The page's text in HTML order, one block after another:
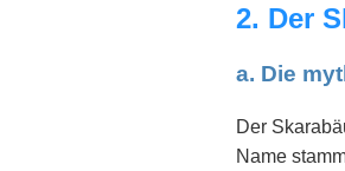
2. Der
a. Die
Der
Name